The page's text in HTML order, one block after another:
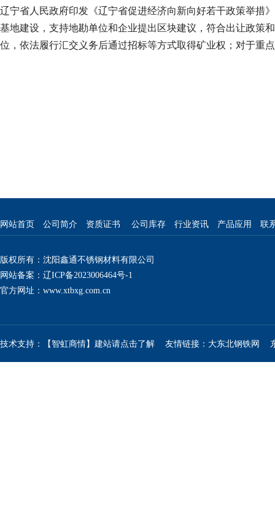
辽宁省人民政府印发《辽宁省促进经济向新向好若干政策举措
基地建设，支持地勘单位和企业提出区块建议，符合出让政策
位，依法履行汇交义务后通过招标等方式取得矿业权；对于重
网站首页 公司简介 资质证书 公司库存 行业资讯 产品应用 联
版权所有：沈阳鑫通不锈钢材料有限公司
网站备案：辽ICP备2023006464号-1
官方网址： www.xtbxg.com.cn
技术支持：【智虹商情】建站请点击了解 友情链接： 大东北钢铁网